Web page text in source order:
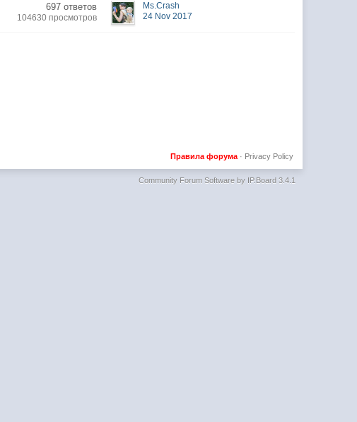
697 ответов
104630 просмотров
Ms.Crash
24 Nov 2017
Privacy Policy
Правила форума·
Community Forum Software by IP.Board 3.4.1